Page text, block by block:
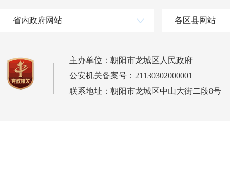
省内政府网站 各区县网站
主办单位：朝阳市龙城区人民政府
公安机关备案号：21130302000001
联系地址：朝阳市龙城区中山大街二段8号